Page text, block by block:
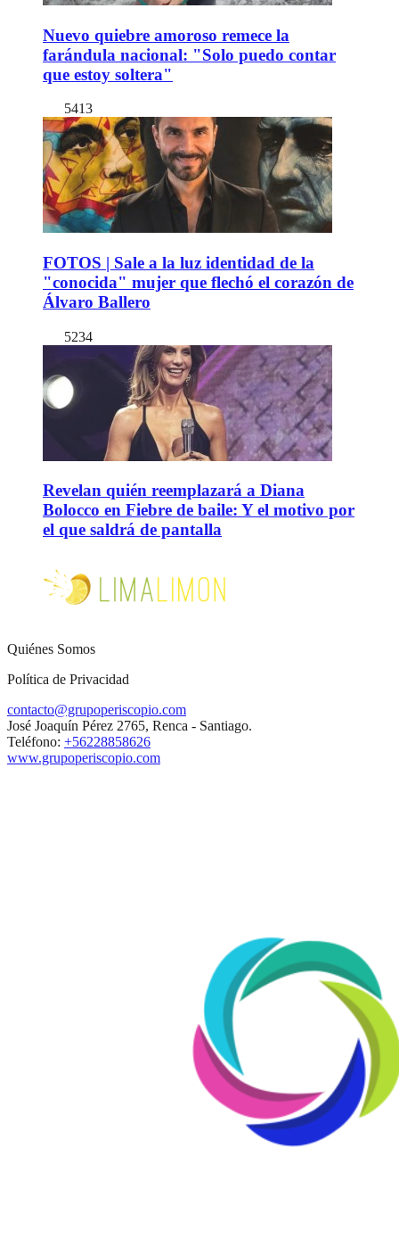
Nuevo quiebre amoroso remece la
farándula nacional: "Solo puedo contar
que estoy soltera"
5413
FOTOS | Sale a la luz identidad de la
"conocida" mujer que flechó el corazón de
Álvaro Ballero
5234
Revelan quién reemplazará a Diana
Bolocco en Fiebre de baile: Y el motivo por
el que saldrá de pantalla
Quiénes Somos
Política de Privacidad
contacto@grupoperiscopio.com
José Joaquín Pérez 2765, Renca - Santiago.
Teléfono: +56228858626
www.grupoperiscopio.com